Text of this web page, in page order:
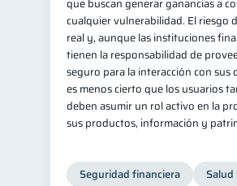
que buscan generar ganancias a
cualquier vulnerabilidad. El riesgo
real y, aunque las instituciones
tienen la responsabilidad de
seguro para la interacción con sus
es menos cierto que los usuarios
deben asumir un rol activo en la
sus productos, información y
Seguridad financiera